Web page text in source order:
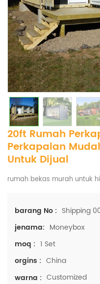
20ft Rumah
Perkapalan
Untuk Dijual
rumah bekas murah untuk
barang No : Shipping
jenama: Moneybox
moq : 1 Set
orgins : China
warna : Customized